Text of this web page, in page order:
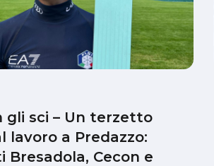
gli sci – Un terzetto
lavoro a Predazzo:
Bresadola, Cecon e